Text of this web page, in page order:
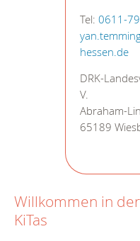
Tel: 0611-
hessen.de
DRK-
V.
Abraham-
65189
Willkommen in
KiTas